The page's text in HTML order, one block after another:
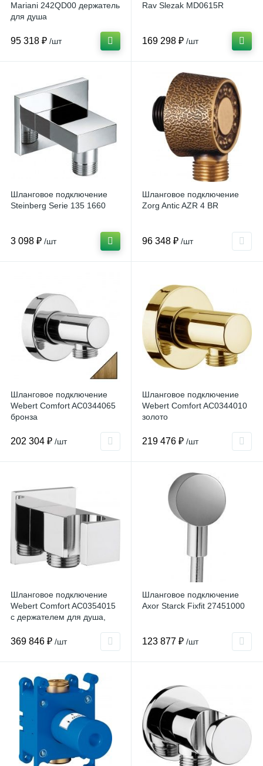
Mariani 242QD00 держатель
для душа
95 318 ₽ /шт
Rav Slezak MD0615R
169 298 ₽ /шт
Шланговое подключение
Steinberg Serie 135 1660
3 098 ₽ /шт
Шланговое подключение
Zorg Antic AZR 4 BR
96 348 ₽ /шт
Шланговое подключение
Webert Comfort AC0344065
бронза
202 304 ₽ /шт
Шланговое подключение
Webert Comfort AC0344010
золото
219 476 ₽ /шт
Шланговое подключение
Webert Comfort AC0354015
с держателем для душа,
369 846 ₽ /шт
Шланговое подключение
Axor Starck Fixfit 27451000
123 877 ₽ /шт